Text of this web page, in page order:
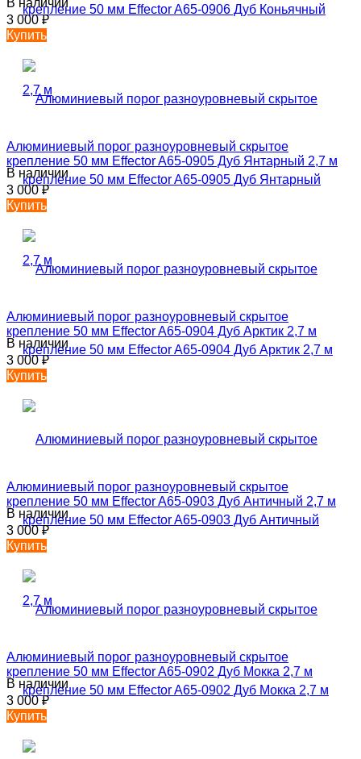
3 000₽
Купить
Алюминиевый порог разноуровневый скрытое
крепление 50 мм Effector A65-0905 Дуб Янтарный 2,7 м
В наличии
3 000₽
Купить
Алюминиевый порог разноуровневый скрытое
крепление 50 мм Effector A65-0904 Дуб Арктик 2,7 м
В наличии
3 000₽
Купить
Алюминиевый порог разноуровневый скрытое
крепление 50 мм Effector A65-0903 Дуб Античный 2,7 м
В наличии
3 000₽
Купить
Алюминиевый порог разноуровневый скрытое
крепление 50 мм Effector A65-0902 Дуб Мокка 2,7 м
В наличии
3 000₽
Купить